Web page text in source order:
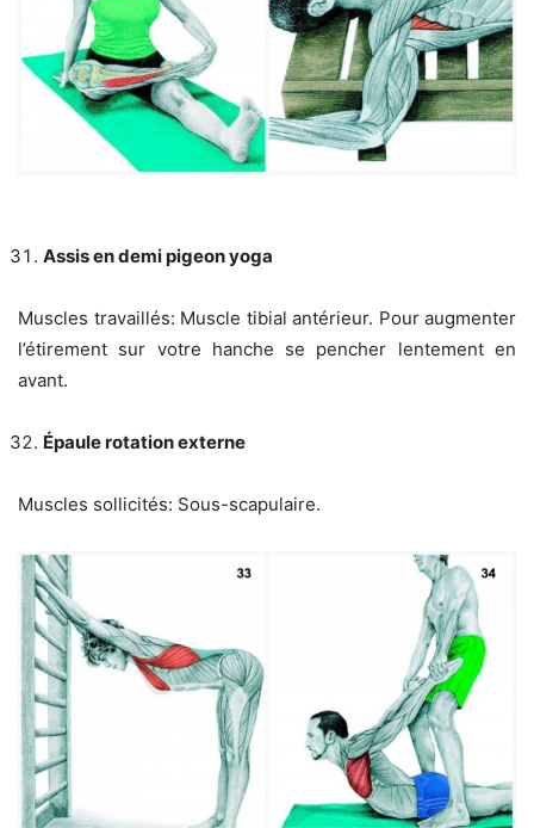
Assis en demi pigeon yoga
Muscles travaillés: Muscle tibial antérieur. Pour augmenter
l’étirement sur votre hanche se pencher lentement en
avant.
Épaule rotation externe
Muscles sollicités: Sous-scapulaire.